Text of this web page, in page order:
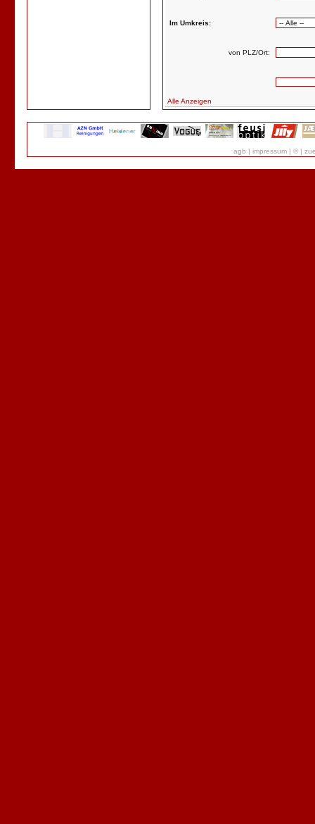
Im Umkreis:
von PLZ/Ort:
Alle Anzeigen
agb | impressum | © |